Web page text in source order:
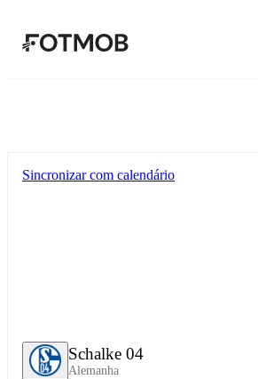
Schalke 04
Alemanha
Sincronizar com calendário